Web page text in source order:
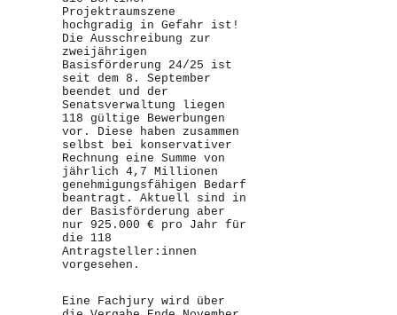
Projektraumszene
hochgradig in Gefahr ist!
Die Ausschreibung zur
zweijährigen
Basisförderung 24/25 ist
seit dem 8. September
beendet und der
Senatsverwaltung liegen
118 gültige Bewerbungen
vor. Diese haben zusammen
selbst bei konservativer
Rechnung eine Summe von
jährlich 4,7 Millionen
genehmigungsfähigen Bedarf
beantragt. Aktuell sind in
der Basisförderung aber
nur 925.000 € pro Jahr für
die 118
Antragsteller:innen
vorgesehen.
Eine Fachjury wird über